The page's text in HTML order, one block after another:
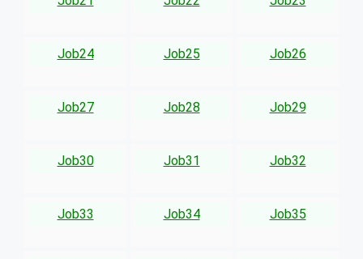
Job24 Job25 Job26
Job27 Job28 Job29
Job30 Job31 Job32
Job33 Job34 Job35